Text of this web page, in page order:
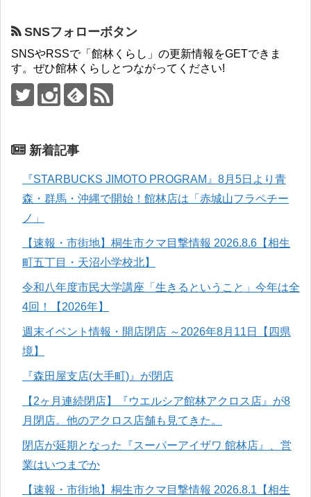
SNSフォローボタン
SNSやRSSで「館林くらし」の更新情報をGETできま
す。ぜひ館林くらしとつながってください!
新着記事
『STARBUCKS JIMOTO PROGRAM』8月5日より青
森・群馬・沖縄で開始！館林店は「赤城山フラペチー
ノ」
【速報・市街地】桐生市クマ目撃情報 2026.8.6【相生
町五丁目・天沼小学校北】
令和八年度市民大学講座「生きるということ」今年は全
4回！【2026年】
週末イベント情報・開店閉店 ～2026年8月11日【四県
境】
『森田屋支店(大手町)』が閉店
【2ヶ月連続閉店】『ウエルシア館林アクロス店』が8
月閉店。他のアクロス店舗も見てきた。
閉店が延期となった『スーパーアイザワ 館林店』、営
業はいつまでか
【速報・市街地】桐生市クマ目撃情報 2026.8.1【相生